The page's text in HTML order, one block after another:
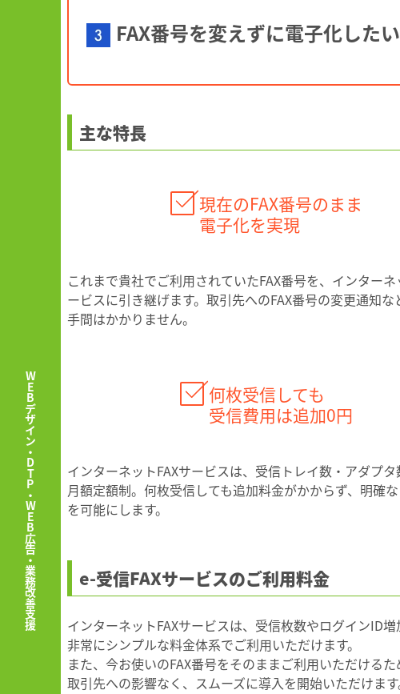
FAX番号を変えずに電子化したい
主な特長
現在のFAX番号のまま
電子化を実現
これまで貴社でご利用されていたFAX番号を、インターネ
ービスに引き継げます。取引先へのFAX番号の変更通知な
手間はかかりません。
何枚受信しても
受信費用は追加0円
インターネットFAXサービスは、受信トレイ数・アダプ
月額定額制。何枚受信しても追加料金がかからず、明確
を可能にします。
e-受信FAXサービスのご利用料金
インターネットFAXサービスは、受信枚数やログインID増
非常にシンプルな料金体系でご利用いただけます。
また、今お使いのFAX番号をそのままご利用いただける
取引先への影響なく、スムーズに導入を開始いただけます
WEBデザイン・DTP・WEB広告・業務改善支援